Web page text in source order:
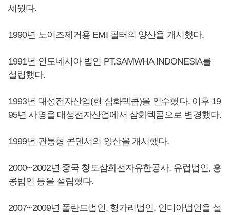
세웠다.
1990년 노이즈제거용 EMI 필터의 양산을 개시했다.
1991년 인도네시아 법인 PT.SAMWHA INDONESIA를
설립했다.
1993년 대성전자산업(현 삼화텍콤)을 인수했다. 이후 19
95년 사명을 대성전자산업에서 삼화텍콤으로 변경했다.
1999년 관통형 콘덴서의 양산을 개시했다.
2000~2002년 중국 청도삼화전자유한공사, 유럽법인, 홍
콩법인 등을 설립했다.
2007~2009년 폴란드법인, 헝가리법인, 인디아법인을 설